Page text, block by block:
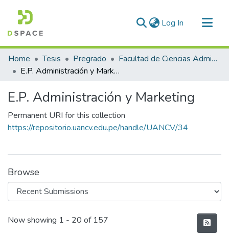
Log In (current)
Communities & Collections
All of DSpace
Home Tesis Pregrado
Facultad de Ciencias Administrativas
E.P. Administración y Marketing
E.P. Administración y Marketing
Permanent URI for this collection
https://repositorio.uancv.edu.pe/handle/UANCV/34
Browse
Recent Submissions
Now showing 1 - 20 of 157